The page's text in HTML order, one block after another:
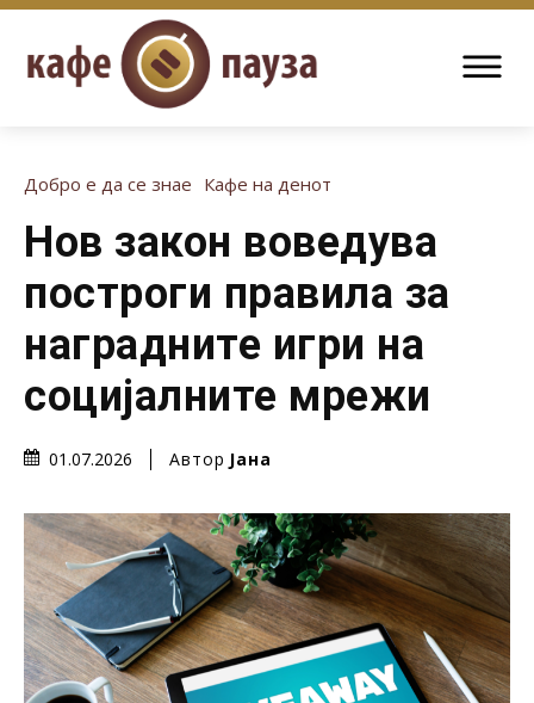
Добро е да се знае Кафе на денот
Нов закон воведува
построги правила за
наградните игри на
социјалните мрежи
01.07.2026 Автор Јана